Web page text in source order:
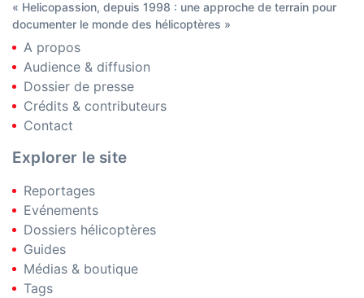
« Helicopassion, depuis 1998 : une approche de terrain pour
documenter le monde des hélicoptères »
A propos
Audience & diffusion
Dossier de presse
Crédits & contributeurs
Contact
Explorer le site
Reportages
Evénements
Dossiers hélicoptères
Guides
Médias & boutique
Tags